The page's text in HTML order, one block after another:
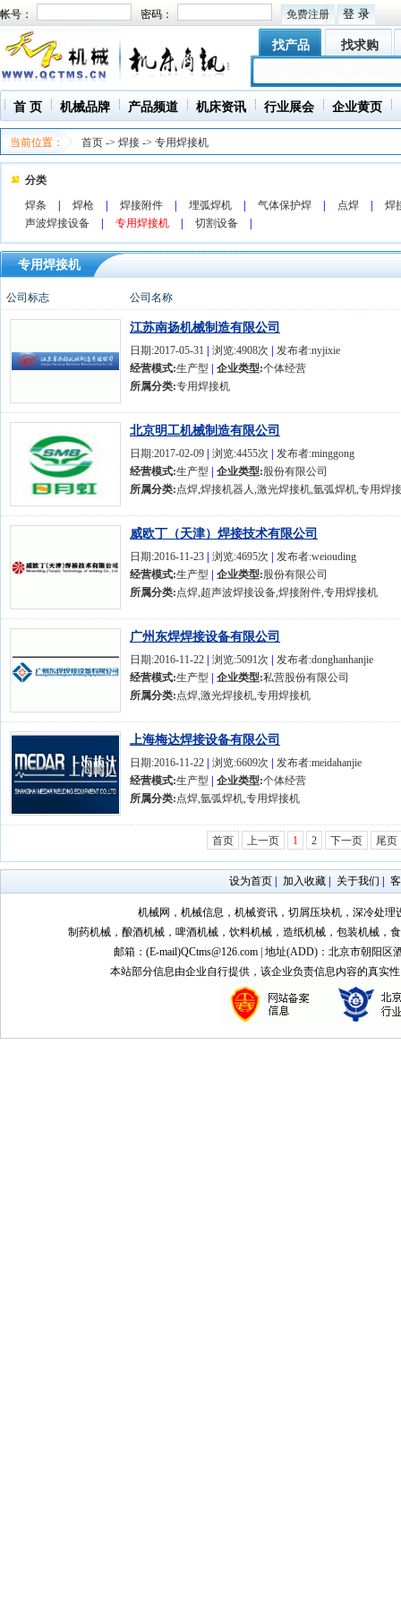
帐号： 密码： 免费注册
找产品 找求购
首 页 机械品牌 产品频道 机床资讯 行业展会 企业黄页
当前位置： 首页 -> 焊接 -> 专用焊接机
分类
焊条
焊枪 焊接附件 埋弧焊机 气体保护焊 点焊
焊
声波焊接设备
专用焊接机 切割设备
专用焊接机
公司标志 公司名称
江苏南扬机械制造有限公司
日期:2017-05-31 浏览:4908次
发布者:nyjixie
经营模式:生产型 企业类型:个体经营
所属分类:专用焊接机
北京明工机械制造有限公司
日期:2017-02-09 浏览:4455次
发布者:minggong
经营模式:生产型 企业类型:股份有限公司
所属分类:点焊,焊接机器人,激光焊接机,氩弧焊机,专用焊
威欧丁（天津）焊接技术有限公司
日期:2016-11-23 浏览:4695次
发布者:weiouding
经营模式:生产型 企业类型:股份有限公司
所属分类:点焊,超声波焊接设备,焊接附件,专用焊接机
广州东焊焊接设备有限公司
日期:2016-11-22 浏览:5091次
发布者:donghanhanjie
经营模式:生产型 企业类型:私营股份有限公司
所属分类:点焊,激光焊接机,专用焊接机
上海梅达焊接设备有限公司
日期:2016-11-22 浏览:6609次
发布者:meidahanjie
经营模式:生产型 企业类型:个体经营
所属分类:点焊,氩弧焊机,专用焊接机
首页 上一页 1 2 下一页 尾页
设为首页 加入收藏 关于我们
机械网，机械信息，机械资讯，切屑压块机，深冷处
制药机械，酿酒机械，啤酒机械，饮料机械，造纸机械，包装机械，
邮箱：(E-mail)QCtms@126.com | 地址(ADD)：北京市朝阳
本站部分信息由企业自行提供，该企业负责信息内容的真实